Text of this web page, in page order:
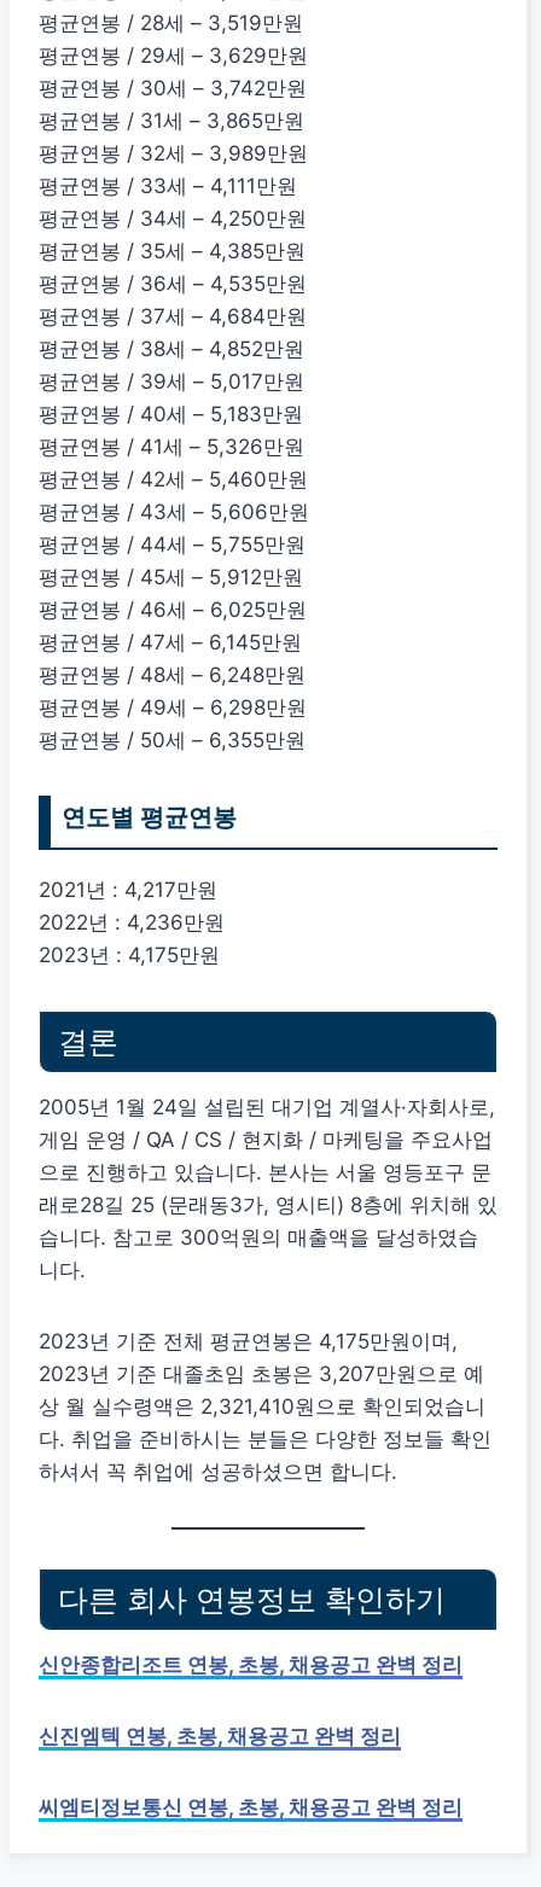
평균연봉 / 28세 – 3,519만원
평균연봉 / 29세 – 3,629만원
평균연봉 / 30세 – 3,742만원
평균연봉 / 31세 – 3,865만원
평균연봉 / 32세 – 3,989만원
평균연봉 / 33세 – 4,111만원
평균연봉 / 34세 – 4,250만원
평균연봉 / 35세 – 4,385만원
평균연봉 / 36세 – 4,535만원
평균연봉 / 37세 – 4,684만원
평균연봉 / 38세 – 4,852만원
평균연봉 / 39세 – 5,017만원
평균연봉 / 40세 – 5,183만원
평균연봉 / 41세 – 5,326만원
평균연봉 / 42세 – 5,460만원
평균연봉 / 43세 – 5,606만원
평균연봉 / 44세 – 5,755만원
평균연봉 / 45세 – 5,912만원
평균연봉 / 46세 – 6,025만원
평균연봉 / 47세 – 6,145만원
평균연봉 / 48세 – 6,248만원
평균연봉 / 49세 – 6,298만원
평균연봉 / 50세 – 6,355만원
연도별 평균연봉
2021년 : 4,217만원
2022년 : 4,236만원
2023년 : 4,175만원
결론
2005년 1월 24일 설립된 대기업 계열사·자회사로,
게임 운영 / QA / CS / 현지화 / 마케팅을 주요사업
으로 진행하고 있습니다. 본사는 서울 영등포구 문
래로28길 25 (문래동3가, 영시티) 8층에 위치해 있
습니다. 참고로 300억원의 매출액을 달성하였습
니다.
2023년 기준 전체 평균연봉은 4,175만원이며,
2023년 기준 대졸초임 초봉은 3,207만원으로 예
상 월 실수령액은 2,321,410원으로 확인되었습니
다. 취업을 준비하시는 분들은 다양한 정보들 확인
하셔서 꼭 취업에 성공하셨으면 합니다.
다른 회사 연봉정보 확인하기
신안종합리조트 연봉, 초봉, 채용공고 완벽 정리
신진엠텍 연봉, 초봉, 채용공고 완벽 정리
씨엠티정보통신 연봉, 초봉, 채용공고 완벽 정리